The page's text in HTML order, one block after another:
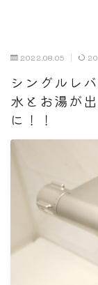
2022.08.05
シングルレ
水とお湯が
に！！